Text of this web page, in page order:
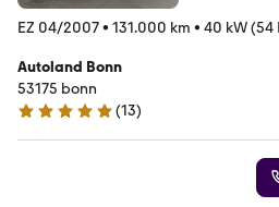
EZ 04/2007• 131.000 km • 40 kW (54
Autoland Bonn
53175 bonn
5 Sterne
(13)